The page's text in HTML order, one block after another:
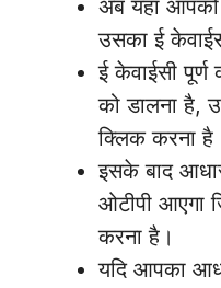
अब यहां आपको
उसका ई
ई केवाईसी
को डालना है,
क्लिक करना
इसके बाद
ओटीपी आएगा
करना है।
यदि आपका